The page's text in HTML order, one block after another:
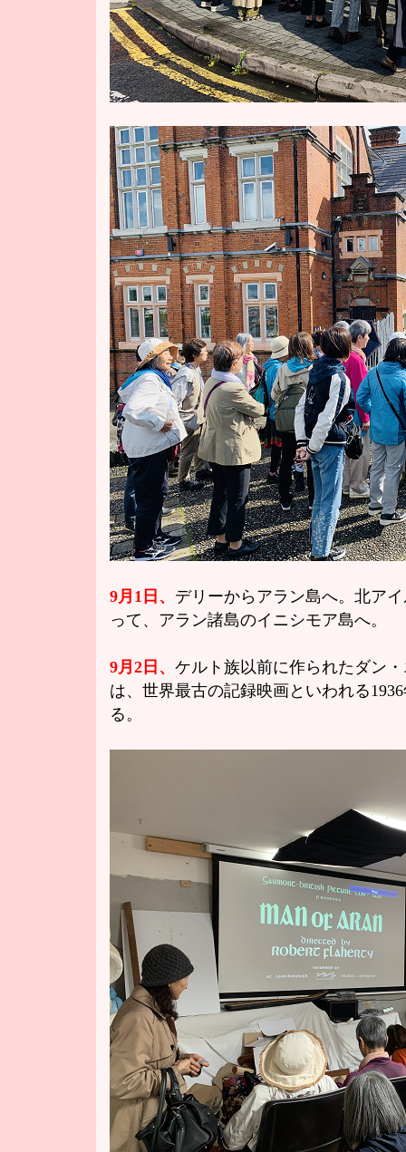
9月1日、 デリーからアラン島へ。北ア
って、アラン諸島のイニシモア島へ。
9月2日、 ケルト族以前に作られたダン
は、世界最古の記録映画といわれる
る。